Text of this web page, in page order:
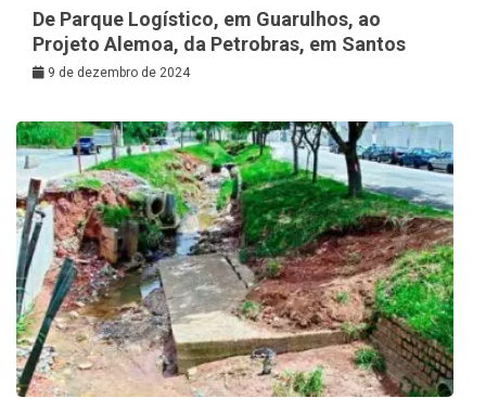
De Parque Logístico, em Guarulhos, ao
Projeto Alemoa, da Petrobras, em Santos
9 de dezembro de 2024